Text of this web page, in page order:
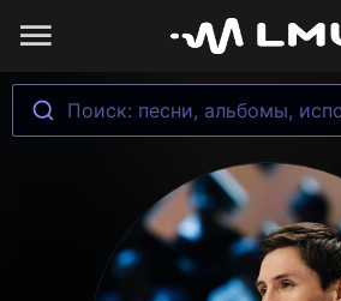
Поиск: песни, альбомы,